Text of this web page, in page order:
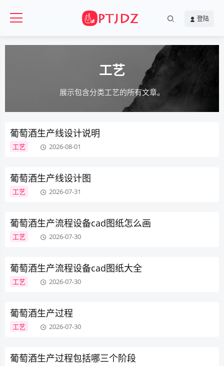
登陆
工艺
展示包含分类工艺的所有文章。
葡萄酒生产线设计说明
工艺 2026-08-01
葡萄酒生产线设计图
工艺 2026-07-31
葡萄酒生产流程设备cad图纸怎么画
工艺 2026-07-30
葡萄酒生产流程设备cad图纸大全
工艺 2026-07-30
葡萄酒生产过程
工艺 2026-07-30
葡萄酒生产过程包括哪三个阶段